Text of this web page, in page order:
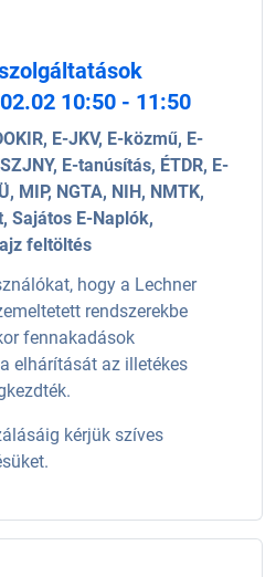
10:50 - 11:50
E-JKV, E-közmű, E-
E-tanúsítás, ÉTDR, E-
MIP, NGTA, NIH, NMTK,
Sajátos E-Naplók,
feltöltés
hogy a Lechner
rendszerekbe
fennakadások
elhárítását az illetékes
kérjük szíves